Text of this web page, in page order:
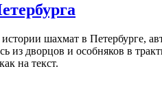
шахмат в Петербурге,
из дворцов и особняков в
на текст.